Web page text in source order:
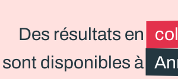
Des résultats en
sont disponibles à